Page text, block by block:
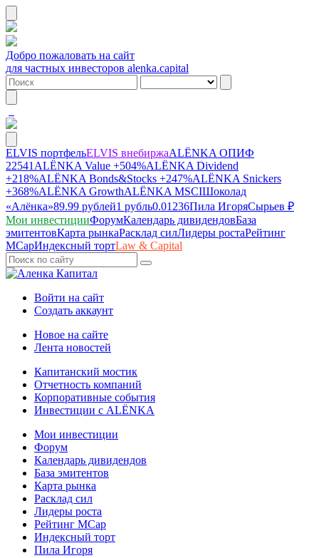
Добро пожаловать на сайт
для частных инвесторов alenka.capital
ELVIS портфельELVIS внебиржаALЁNKA ОПИФ
22541 ALЁNKA Value +504%ALЁNKA Dividend
+218%ALЁNKA Bonds&Stocks +247%ALЁNKA Snickers
+368%ALЁNKA GrowthALЁNKA MSCIШоколад
«Алёнка»89.99 рублей1 рубль0.01236Пила ИгоряСырьев ₽
Мои инвестицииФорумКалендарь дивидендовБаза
эмитентовКарта рынкаРасклад силЛидеры ростаРейтинг
MCapИндексный тортLaw & Capital
Войти на сайт
Создать аккаунт
Новое на сайте
Лента новостей
Капитанский мостик
Отчетность компаний
Корпоративные события
Инвестиции с ALЁNKA
Мои инвестиции
Форум
Календарь дивидендов
База эмитентов
Карта рынка
Расклад сил
Лидеры роста
Рейтинг MCap
Индексный торт
Пила Игоря